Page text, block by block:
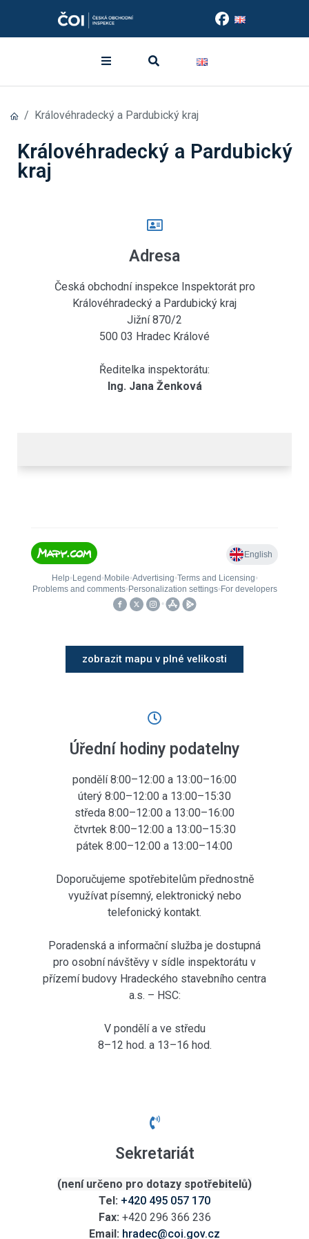
Královéhradecký a Pardubický kraj
Královéhradecký a Pardubický
kraj
Adresa
Česká obchodní inspekce Inspektorát pro
Královéhradecký a Pardubický kraj
Jižní 870/2
500 03 Hradec Králové
Ředitelka inspektorátu:
Ing. Jana Ženková
zobrazit mapu v plné velikosti
Úřední hodiny podatelny
pondělí 8:00–12:00 a 13:00–16:00
úterý 8:00–12:00 a 13:00–15:30
středa 8:00–12:00 a 13:00–16:00
čtvrtek 8:00–12:00 a 13:00–15:30
pátek 8:00–12:00 a 13:00–14:00
Doporučujeme spotřebitelům přednostně
využívat písemný, elektronický nebo
telefonický kontakt.
Poradenská a informační služba je dostupná
pro osobní návštěvy v sídle inspektorátu v
přízemí budovy Hradeckého stavebního centra
a.s. – HSC:
V pondělí a ve středu
8–12 hod. a 13–16 hod.
Sekretariát
(není určeno pro dotazy spotřebitelů)
Tel: +420 495 057 170
Fax: +420 296 366 236
Email: hradec@coi.gov.cz